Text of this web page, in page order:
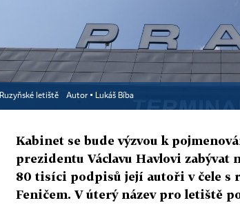
Ruzyňské letiště Autor ▪ Lukáš Bíba
Kabinet se bude výzvou k
prezidentu Václavu Havlovi
80 tisíci podpisů její autoři v čele s
Feničem. V úterý název pro letiště